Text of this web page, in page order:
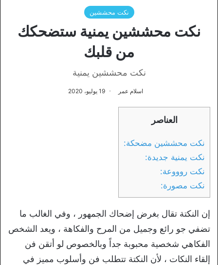
نكت محششين
نكت محششين يمنية ستضحكك
من قلبك
نكت محششين يمنية
اسلام عمر 19 يوليو، 2020
العناصر
نكت محششين مضحكة:
نكت يمنية جديدة:
نكت روووعة:
نكت مصورة:
إن النكتة تقال بغرض إضحاك الجمهور ، وفي الغالب ما
تضفي جو رائع وجميل من المرح والفكاهة ، ويعد الشخص
الفكاهي شخصية محبوبة جداً وبالخصوص لو أتقن فن
إلقاء النكات ، لأن النكتة تتطلب فن وأسلوب مميز في